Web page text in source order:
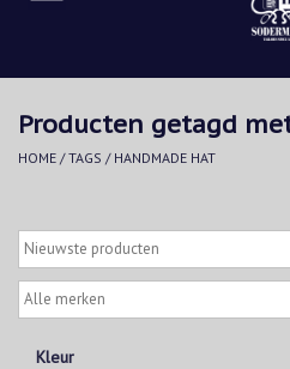
Accessoires
Producten getagd
HOME /TAGS / HANDMADE HAT
Kleur